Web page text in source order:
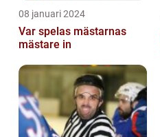
08 januari 2024
Var spelas mästarnas
mästare in